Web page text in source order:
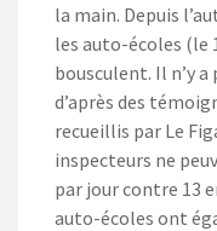
la main. Depuis
les auto-écoles (le
bousculent. Il n’y a
d’après des
recueillis par Le
inspecteurs ne
par jour contre 13
auto-écoles ont